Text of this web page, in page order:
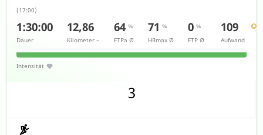
(17:00)
1:30:00
Dauer
12,86
Kilometer ~
64 %
FTPa Ø
71 %
HRmax Ø
0 %
FTP Ø
109
Aufwand
Intensität
3